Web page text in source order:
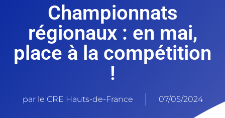
Championnats
régionaux : en mai,
place à la compétition
!
par le CRE Hauts-de-France 07/05/2024